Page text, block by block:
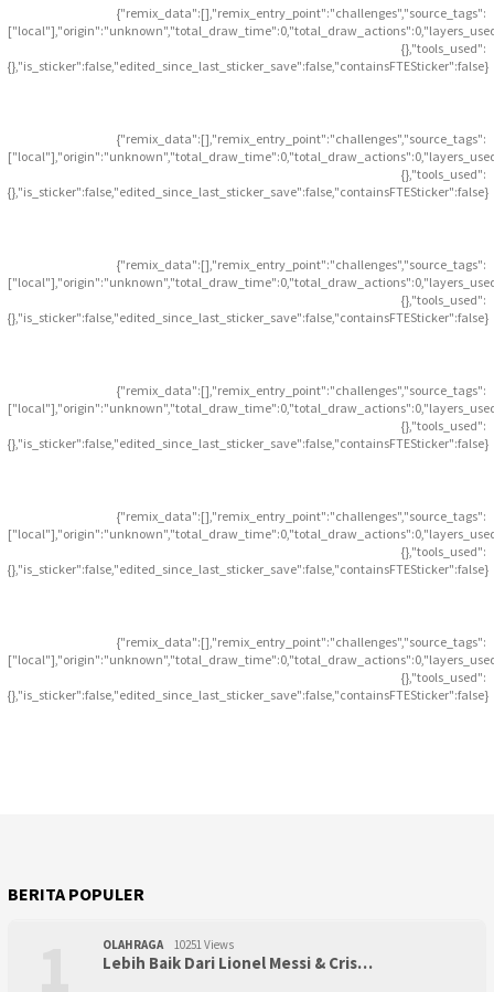
{"remix_data":[],"remix_entry_point":"challenges","source_tags":
{},"tools_used":
{},"is_sticker":false,"edited_since_last_sticker_save":false,"containsFTESticker":false}
{"remix_data":[],"remix_entry_point":"challenges","source_tags":
{},"tools_used":
{},"is_sticker":false,"edited_since_last_sticker_save":false,"containsFTESticker":false}
{"remix_data":[],"remix_entry_point":"challenges","source_tags":
{},"tools_used":
{},"is_sticker":false,"edited_since_last_sticker_save":false,"containsFTESticker":false}
{"remix_data":[],"remix_entry_point":"challenges","source_tags":
{},"tools_used":
{},"is_sticker":false,"edited_since_last_sticker_save":false,"containsFTESticker":false}
{"remix_data":[],"remix_entry_point":"challenges","source_tags":
{},"tools_used":
{},"is_sticker":false,"edited_since_last_sticker_save":false,"containsFTESticker":false}
{"remix_data":[],"remix_entry_point":"challenges","source_tags":
{},"tools_used":
{},"is_sticker":false,"edited_since_last_sticker_save":false,"containsFTESticker":false}
BERITA POPULER
OLAHRAGA 10251 Views
Lebih Baik Dari Lionel Messi & Cris…